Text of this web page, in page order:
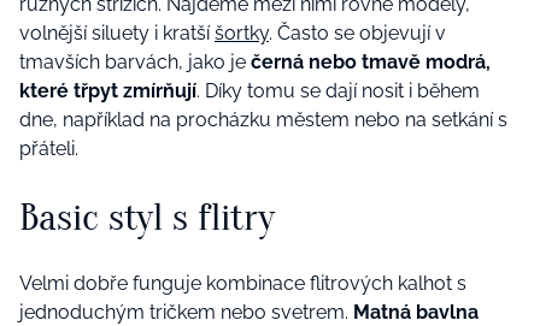
volnější siluety i kratšíšortky. Často se objevují v
tmavších barvách, jako je černá nebo tmavě modrá,
které třpyt zmírňují. Díky tomu se dají nosit i během
dne, například na procházku městem nebo na setkání s
přáteli.
Basic styl s flitry
Velmi dobře funguje kombinace flitrových kalhot s
jednoduchým tričkem nebo svetrem. Matná bavlna